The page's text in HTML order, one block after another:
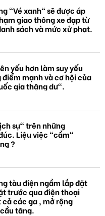
"Vé xanh" sẽ được áp
giao thông xe đạp từ
sách và mức xử phạt.
yếu hơn làm suy yếu
điểm mạnh và cơ hội của
gia thặng dư".
sự" trên những
Liệu việc "cầm"
?
tàu điện ngầm lắp đặt
trước qua điện thoại
các ga , mở rộng
tăng.